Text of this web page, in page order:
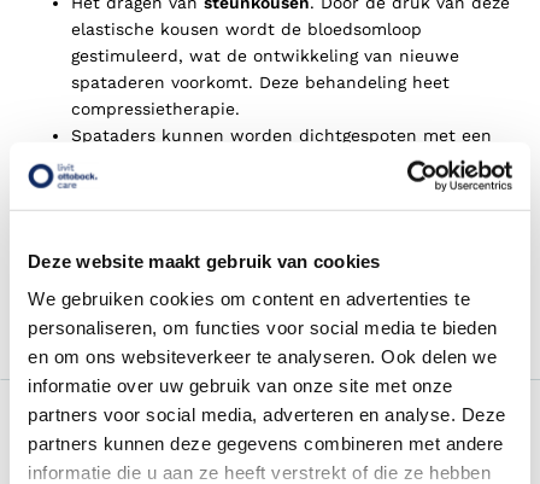
Deze website maakt gebruik van cookies
We gebruiken cookies om content en advertenties te
personaliseren, om functies voor social media te bieden
en om ons websiteverkeer te analyseren. Ook delen we
informatie over uw gebruik van onze site met onze
partners voor social media, adverteren en analyse. Deze
partners kunnen deze gegevens combineren met andere
informatie die u aan ze heeft verstrekt of die ze hebben
elastische kousen wordt de bloedsomloop
gestimuleerd, wat de ontwikkeling van nieuwe
spataderen voorkomt. Deze behandeling heet
compressietherapie.
Spataders kunnen worden dichtgespoten met een
vloeistof of schuim. Hierdoor zullen de aders
dichtgroeien en verdwijnen.
Spataders kunnen operatief verwijderd worden door
Bij grote spataders kan de chirurg de spatader van
binnenuit dichtschroeien door deze te verhitten met
een laser of stroom.
Oefeningen bij spataderen
Bij spataderen kunt u de volgende oefeningen doen om te